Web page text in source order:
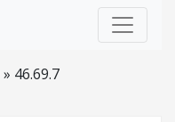
» 46.69.7